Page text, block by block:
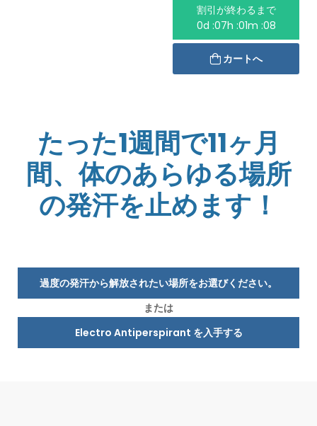
割引が終わるまで
0d :07h :01m :08
カートへ
たった1週間で11ヶ月
間、体のあらゆる場所
の発汗を止めます！
過度の発汗から解放されたい場所をお選びください。
または
Electro Antiperspirant を入手する